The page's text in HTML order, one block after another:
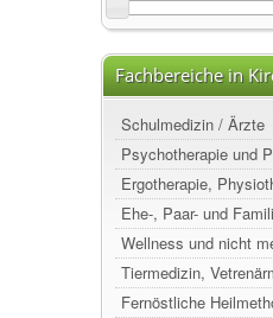
Fachbereiche in
Schulmedizin / Ärzte
Psychotherapie und
Ergotherapie,
Ehe-, Paar- und
Wellness und nicht
Tiermedizin,
Fernöstliche